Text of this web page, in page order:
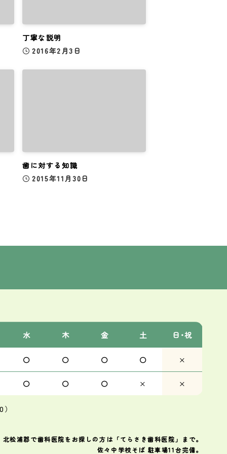
丁寧な説明
2016年2月3日
歯に対する知識
2015年11月30日
水 木 金 土 日･祝
〇 〇 〇 〇 ×
〇 〇 〇 × ×
北松浦郡で歯科医院をお探しの方は「てらさき歯科医院」まで。
佐々中学校そば 駐車場11台完備。